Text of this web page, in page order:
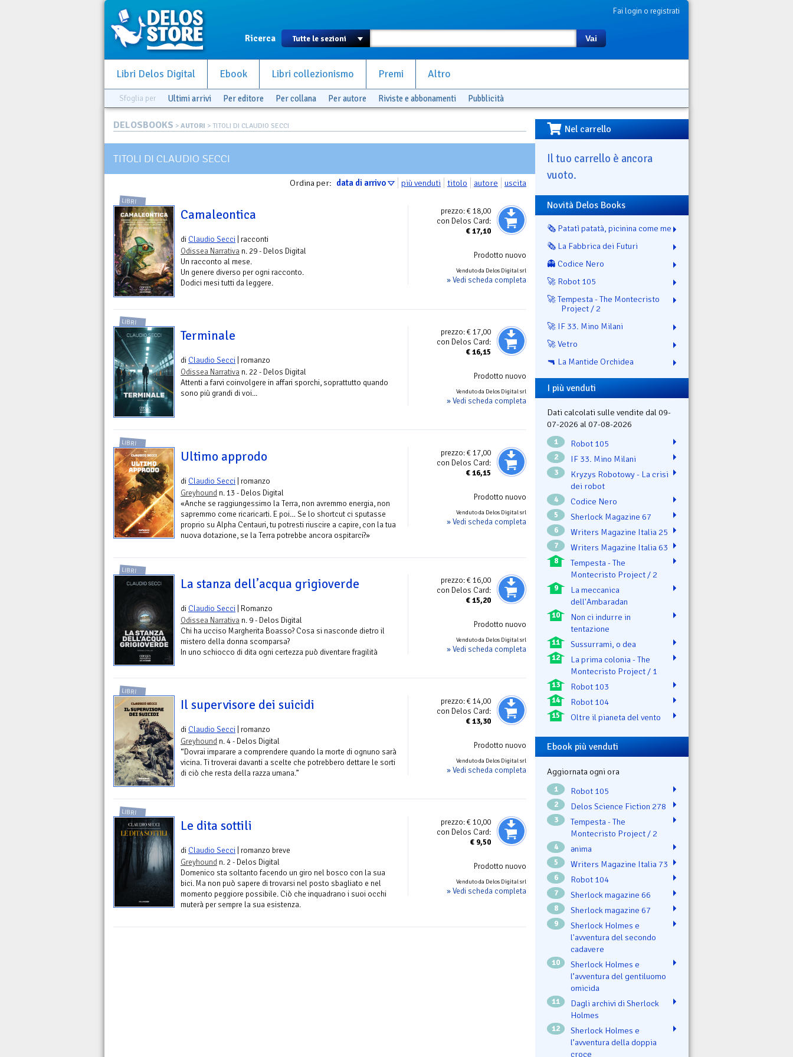
Fai login o registrati
Ricerca Vai
Libri Delos Digital Ebook Libri collezionismo Premi Altro
Sfoglia per Ultimi arrivi Per editore Per collana Per autore Riviste e abbonamenti Pubblicità
DELOSBOOKS > AUTORI > TITOLI DI CLAUDIO SECCI
TITOLI DI CLAUDIO SECCI
Ordina per: data di arrivo più venduti titolo autore uscita
prezzo:€ 18,00
con Delos Card:
€17,10
Prodotto nuovo
Venduto da Delos Digital srl
» Vedi scheda completa
LIBRI
Camaleontica
di Claudio Secci | racconti
Odissea Narrativa n. 29 - Delos Digital
Un racconto al mese.
Un genere diverso per ogni racconto.
Dodici mesi tutti da leggere.
prezzo:€ 17,00
con Delos Card:
€16,15
Prodotto nuovo
Venduto da Delos Digital srl
» Vedi scheda completa
LIBRI
Terminale
di Claudio Secci | romanzo
Odissea Narrativa n. 22 - Delos Digital
Attenti a farvi coinvolgere in affari sporchi, soprattutto quando
sono più grandi di voi...
prezzo:€ 17,00
con Delos Card:
€16,15
Prodotto nuovo
Venduto da Delos Digital srl
» Vedi scheda completa
LIBRI
Ultimo approdo
di Claudio Secci | romanzo
Greyhound n. 13 - Delos Digital
«Anche se raggiungessimo la Terra, non avremmo energia, non
sapremmo come ricaricarti. E poi… Se lo shortcut ci sputasse
proprio su Alpha Centauri, tu potresti riuscire a capire, con la tua
nuova dotazione, se la Terra potrebbe ancora ospitarci?»
prezzo:€ 16,00
con Delos Card:
€15,20
Prodotto nuovo
Venduto da Delos Digital srl
» Vedi scheda completa
LIBRI
La stanza dell’acqua grigioverde
di Claudio Secci | Romanzo
Odissea Narrativa n. 9 - Delos Digital
Chi ha ucciso Margherita Boasso? Cosa si nasconde dietro il
mistero della donna scomparsa?
In uno schiocco di dita ogni certezza può diventare fragilità
prezzo:€ 14,00
con Delos Card:
€13,30
Prodotto nuovo
Venduto da Delos Digital srl
» Vedi scheda completa
LIBRI
Il supervisore dei suicidi
di Claudio Secci | romanzo
Greyhound n. 4 - Delos Digital
“Dovrai imparare a comprendere quando la morte di ognuno sarà
vicina. Ti troverai davanti a scelte che potrebbero dettare le sorti
di ciò che resta della razza umana.”
prezzo:€ 10,00
con Delos Card:
€ 9,50
Prodotto nuovo
Venduto da Delos Digital srl
» Vedi scheda completa
LIBRI
Le dita sottili
di Claudio Secci | romanzo breve
Greyhound n. 2 - Delos Digital
Domenico sta soltanto facendo un giro nel bosco con la sua
bici. Ma non può sapere di trovarsi nel posto sbagliato e nel
momento peggiore possibile. Ciò che inquadrano i suoi occhi
muterà per sempre la sua esistenza.
Nel carrello
Il tuo carrello è ancora
vuoto.
Novità Delos Books
🗞️ Patatì patatà, picinina come me
🗞️ La Fabbrica dei Futuri
👻 Codice Nero
🚀 Robot 105
🚀 Tempesta - The Montecristo
Project / 2
🚀 IF 33. Mino Milani
🚀 Vetro
🔫 La Mantide Orchidea
I più venduti
Dati calcolati sulle vendite dal 09-
07-2026 al 07-08-2026
1 Robot 105
2 IF 33. Mino Milani
3
Kryzys Robotowy - La crisi
dei robot
4 Codice Nero
5 Sherlock Magazine 67
6 Writers Magazine Italia 25
7 Writers Magazine Italia 63
8
Tempesta - The
Montecristo Project / 2
9
La meccanica
dell'Ambaradan
10
Non ci indurre in
tentazione
11 Sussurrami, o dea
12
La prima colonia - The
Montecristo Project / 1
13 Robot 103
14 Robot 104
15 Oltre il pianeta del vento
Ebook più venduti
Aggiornata ogni ora
1 Robot 105
2 Delos Science Fiction 278
3
Tempesta - The
Montecristo Project / 2
4 ənima
5 Writers Magazine Italia 73
6 Robot 104
7 Sherlock magazine 66
8 Sherlock magazine 67
9
Sherlock Holmes e
l'avventura del secondo
cadavere
10
Sherlock Holmes e
l’avventura del gentiluomo
omicida
11
Dagli archivi di Sherlock
Holmes
12
Sherlock Holmes e
l’avventura della doppia
croce